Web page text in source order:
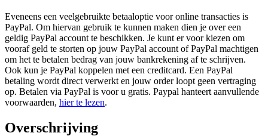
Eveneens een veelgebruikte betaaloptie voor online transacties is
PayPal. Om hiervan gebruik te kunnen maken dien je over een
geldig PayPal account te beschikken. Je kunt er voor kiezen om
vooraf geld te storten op jouw PayPal account of PayPal machtigen
om het te betalen bedrag van jouw bankrekening af te schrijven.
Ook kun je PayPal koppelen met een creditcard. Een PayPal
betaling wordt direct verwerkt en jouw order loopt geen vertraging
op. Betalen via PayPal is voor u gratis. Paypal hanteert aanvullende
voorwaarden, hier te lezen.
Overschrijving